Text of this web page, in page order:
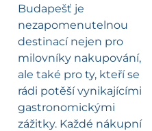
Budapešť je
nezapomenutelnou
destinací nejen pro
milovníky nakupování,
ale také pro ty, kteří se
rádi potěší vynikajícími
gastronomickými
zážitky. Každé nákupní